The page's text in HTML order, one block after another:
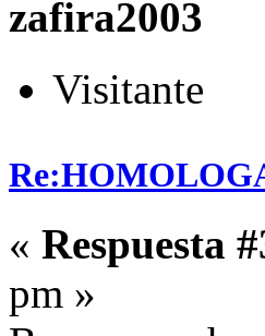
zafira2003
Visitante
« Respuesta
pm »